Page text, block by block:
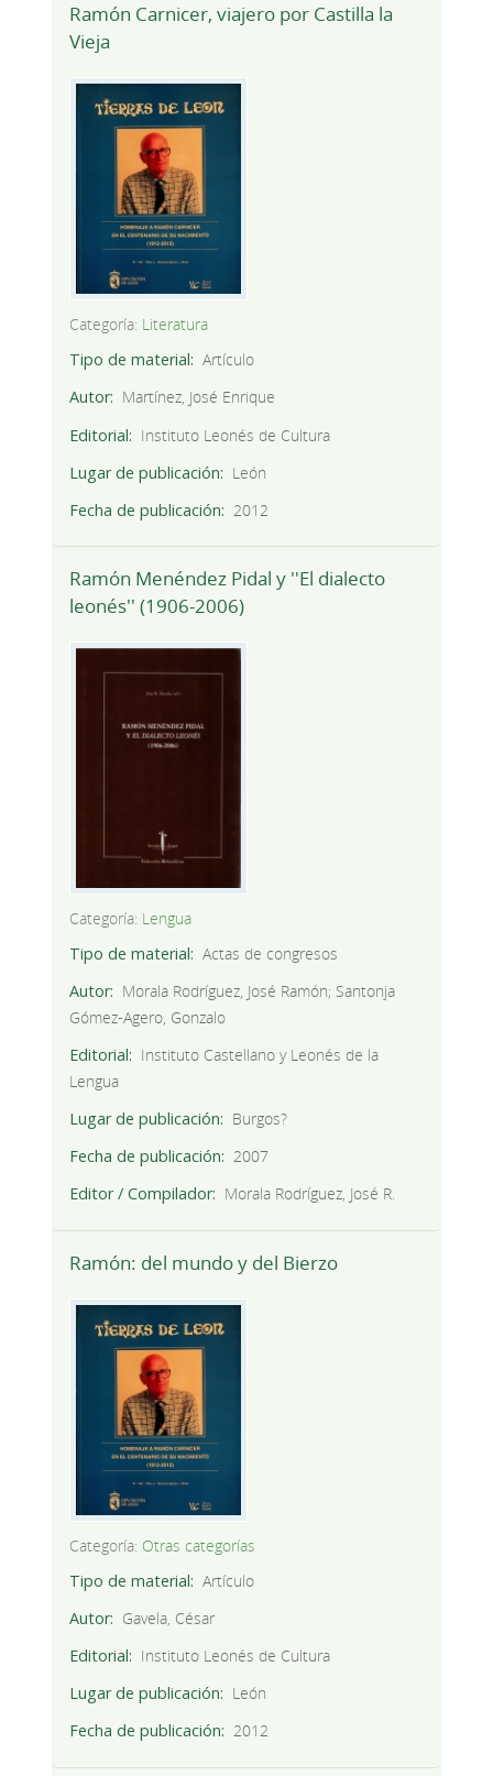
Ramón Carnicer, viajero por Castilla la
Vieja
Categoría: Literatura
Tipo de material
Artículo
Autor
Martínez, José Enrique
Editorial
Instituto Leonés de Cultura
Lugar de publicación
León
Fecha de publicación
2012
Ramón Menéndez Pidal y ''El dialecto
leonés'' (1906-2006)
Categoría: Lengua
Tipo de material
Actas de congresos
Autor
Morala Rodríguez, José Ramón; Santonja
Gómez-Agero, Gonzalo
Editorial
Instituto Castellano y Leonés de la
Lengua
Lugar de publicación
Burgos?
Fecha de publicación
2007
Editor / Compilador
Morala Rodríguez, José R.
Ramón: del mundo y del Bierzo
Categoría: Otras categorías
Tipo de material
Artículo
Autor
Gavela, César
Editorial
Instituto Leonés de Cultura
Lugar de publicación
León
Fecha de publicación
2012